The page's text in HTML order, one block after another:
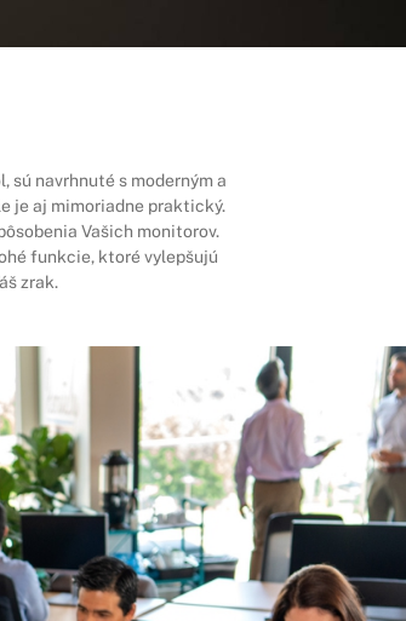
sú navrhnuté s moderným a
je aj mimoriadne praktický.
Vašich monitorov.
funkcie, ktoré vylepšujú
zrak.